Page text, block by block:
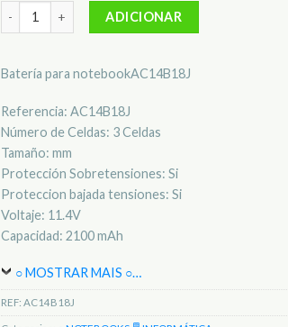
Quantidade de Bateria para portátil Acer AC14B18J
ADICIONAR
Batería para notebookAC14B18J
Referencia: AC14B18J
Número de Celdas: 3 Celdas
Tamaño: mm
Protección Sobretensiones: Si
Proteccion bajada tensiones: Si
Voltaje: 11.4V
Capacidad: 2100 mAh
○ MOSTRAR MAIS ○…
REF: AC14B18J